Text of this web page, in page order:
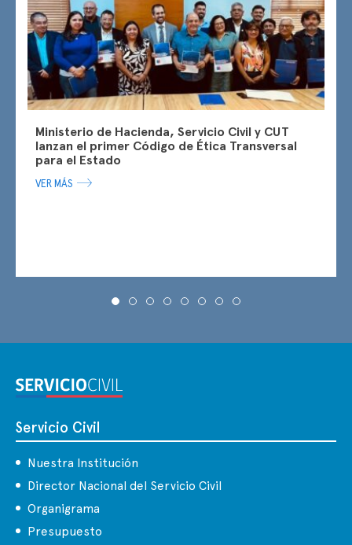
Alianza anticorrupción UNCAC
PNUD
Banco Interamericano de Desarrollo BID
Ministerio de Hacienda, Servicio Civil y CUT
lanzan el primer Código de Ética Transversal
para el Estado
VER MÁS
Servicio Civil
Nuestra Institución
Director Nacional del Servicio Civil
Organigrama
Presupuesto